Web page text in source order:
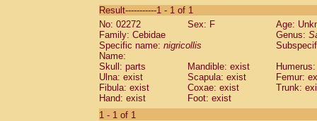
CebidaeSaguinus labiatus(0)
Cebidae Saguinus leucopus (0)
Cebidae
CebidaeSaguinus mystax
Cebidae Saguinus nigricollis (1)
Cebidae Saguinus oedipus
Cebidae Saguinus weddelli
Cebidae Saguinusspp.
Cebidae
Result-----------1 - 1 of 1
No: 02272
Sex: F
Age:
Family: Cebidae
Genus:
Specific name: nigricollis
Name:
Skull: parts
Mandible: exist
Ulna: exist
Scapula: exist
Femur:
Fibula: exist
Coxae: exist
Trunk:
Hand: exist
Foot: exist
1 - 1 of 1